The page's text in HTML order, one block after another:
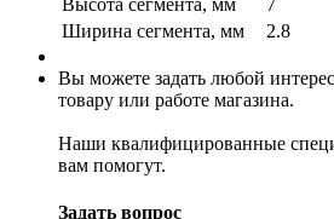
Ширина сегмента, мм
2.8
Вы можете задать любой
товару или работе магазина.
Наши квалифицированные
вам помогут.
Задать вопрос